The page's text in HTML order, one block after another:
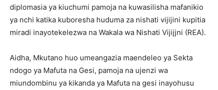
diplomasia ya kiuchumi pamoja na kuwasilisha mafanikio
ya nchi katika kuboresha huduma za nishati vijijini kupitia
miradi inayotekelezwa na Wakala wa Nishati Vijijjni (REA).
Aidha, Mkutano huo umeangazia maendeleo ya Sekta
ndogo ya Mafuta na Gesi, pamoja na ujenzi wa
miundombinu ya kikanda ya Mafuta na gesi inayohusu